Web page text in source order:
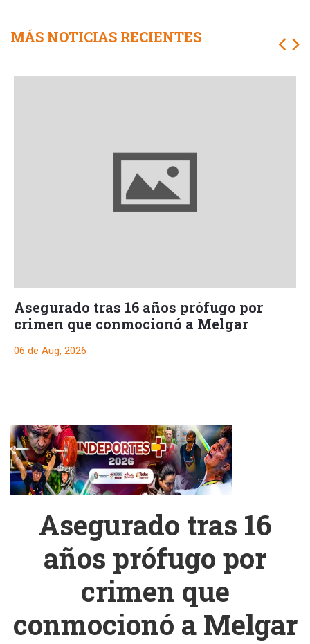
MÁS NOTICIAS RECIENTES
Asegurado tras 16 años prófugo por
crimen que conmocionó a Melgar
06 de Aug, 2026
Asegurado tras 16
años prófugo por
crimen que
conmocionó a Melgar